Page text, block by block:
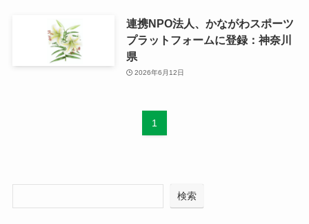
連携NPO法人、かながわスポーツ
プラットフォームに登録：神奈川
県
2026年6月12日
1
検索